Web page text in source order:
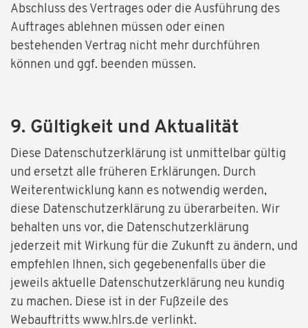
Abschluss des Vertrages oder die Ausführung des
Auftrages ablehnen müssen oder einen
bestehenden Vertrag nicht mehr durchführen
können und ggf. beenden müssen.
9. Gültigkeit und Aktualität
Diese Datenschutzerklärung ist unmittelbar gültig
und ersetzt alle früheren Erklärungen. Durch
Weiterentwicklung kann es notwendig werden,
diese Datenschutzerklärung zu überarbeiten. Wir
behalten uns vor, die Datenschutzerklärung
jederzeit mit Wirkung für die Zukunft zu ändern, und
empfehlen Ihnen, sich gegebenenfalls über die
jeweils aktuelle Datenschutzerklärung neu kundig
zu machen. Diese ist in der Fußzeile des
Webauftritts www.hlrs.de verlinkt.